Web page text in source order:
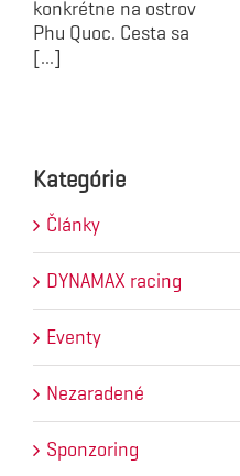
konkrétne na ostrov
Phu Quoc. Cesta sa
[...]
Kategórie
Články
DYNAMAX racing
Eventy
Nezaradené
Sponzoring